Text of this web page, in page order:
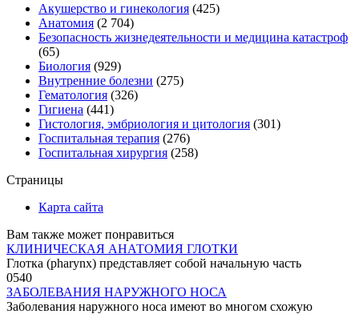
Акушерство и гинекология (425)
Анатомия (2 704)
Безопасность жизнедеятельности и медицина катастроф
(65)
Биология (929)
Внутренние болезни (275)
Гематология (326)
Гигиена (441)
Гистология, эмбриология и цитология (301)
Госпитальная терапия (276)
Госпитальная хирургия (258)
Страницы
Карта сайта
Вам также может понравиться
КЛИНИЧЕСКАЯ АНАТОМИЯ ГЛОТКИ
Глотка (pharynx) представляет собой начальную часть
0540
ЗАБОЛЕВАНИЯ НАРУЖНОГО НОСА
Заболевания наружного носа имеют во многом схожую